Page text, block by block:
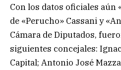
Con los datos oficiales aún
de «Perucho» Cassani y
Cámara de Diputados,
siguientes concejales:
Capital; Antonio José